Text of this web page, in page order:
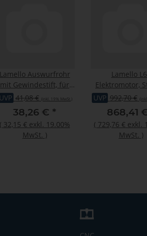
Lamello Auswurfrohr
mit Gewindestift, für
G20,G20 S2
UVP 41,08 € (inkl. 19% MwSt.)
38,26 € *
( 32,15 € exkl. 19.00%
MwSt. )
Lamello
Elektromotor,
Typ F Schuko,
UVP 992,70 €
868,41
( 729,76 € exkl.
MwSt. )